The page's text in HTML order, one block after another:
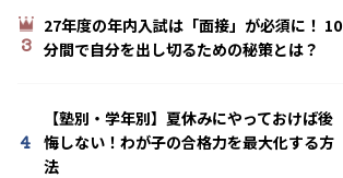
3
27年度の年内入試は「面接」が必須に！ 10
分間で自分を出し切るための秘策とは？
4
【塾別・学年別】夏休みにやっておけば後
悔しない！わが子の合格力を最大化する方
法